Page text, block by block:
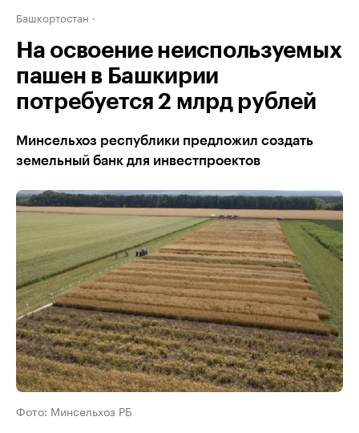
Башкортостан
На освоение неиспользуемых
пашен в Башкирии
потребуется 2 млрд рублей
Минсельхоз республики предложил создать
земельный банк для инвестпроектов
Фото: Минсельхоз РБ